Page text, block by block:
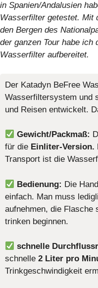
in Spanien/Andalusien
Wasserfilter getestet. Mit
den Bergen des
der ganzen Tour habe
Wasserfilter aufbereitet.
Der Katadyn BeFree
Wasserfiltersystem und
und Reisen entwickelt.
Gewicht/Packmaß:
für die Einliter-Version.
Transport ist die
Bedienung: Die
einfach. Man muss
aufnehmen, die Flasche
trinken beginnen.
schnelle
schnelle 2 Liter pro
Trinkgeschwindigkeit